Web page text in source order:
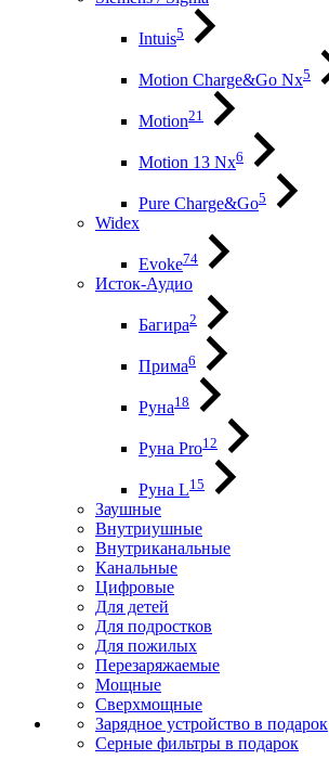
Intuis5
Motion Charge&Go Nx5
Motion21
Motion 13 Nx6
Pure Charge&Go5
Widex
Evoke74
Исток-Аудио
Багира2
Прима6
Руна18
Руна Pro12
Руна L15
Заушные
Внутриушные
Внутриканальные
Канальные
Цифровые
Для детей
Для подростков
Для пожилых
Перезаряжаемые
Мощные
Сверхмощные
Зарядное устройство в подарок
Серные фильтры в подарок